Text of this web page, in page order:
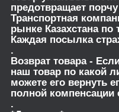
предотвращает
Транспортная
рынке Казахстана
Каждая посылка
.
Возврат товара- Если
наш товар по какой
можете его вернуть
полной компенсации
.